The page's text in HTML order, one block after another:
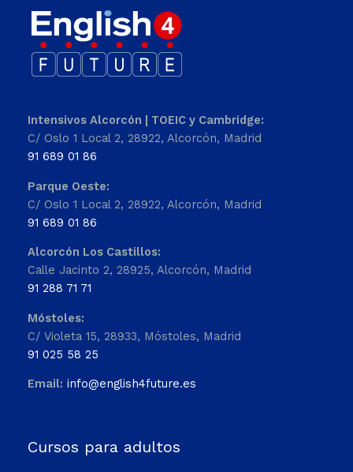
Intensivos Alcorcón | TOEIC y Cambridge:
C/ Oslo 1 Local 2, 28922, Alcorcón, Madrid
91 689 01 86
Parque Oeste:
C/ Oslo 1 Local 2, 28922, Alcorcón, Madrid
91 689 01 86
Alcorcón Los Castillos:
Calle Jacinto 2, 28925, Alcorcón, Madrid
91 288 71 71
Móstoles:
C/ Violeta 15, 28933, Móstoles, Madrid
91 025 58 25
Email: info@english4future.es
Cursos para adultos